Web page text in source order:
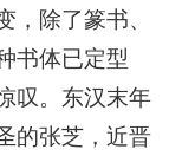
除了篆书、
书体已定型
叹。东汉末年
的张芝，近晋